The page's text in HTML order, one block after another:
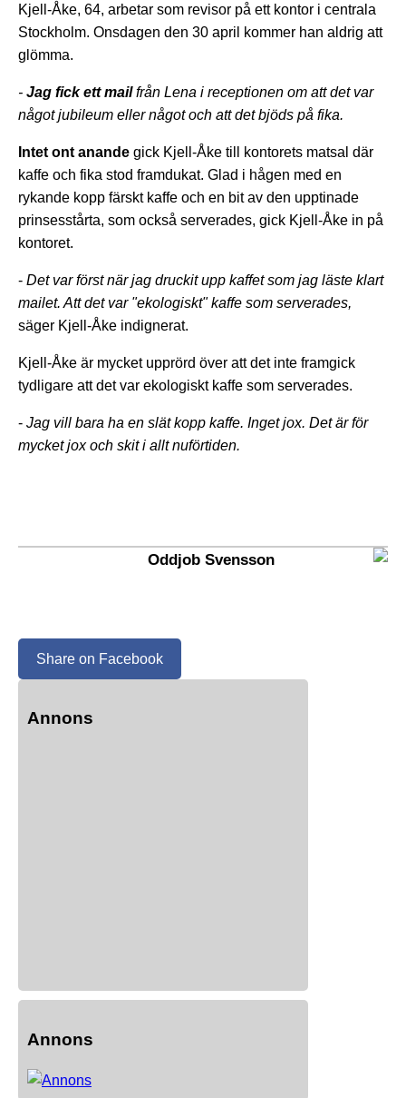
Kjell-Åke, 64, arbetar som revisor på ett kontor i centrala
Stockholm. Onsdagen den 30 april kommer han aldrig att
glömma.
- Jag fick ett mailfrån Lena i receptionen om att det var
något jubileum eller något och att det bjöds på fika.
Intet ont anande gick Kjell-Åke till kontorets matsal där
kaffe och fika stod framdukat. Glad i hågen med en
rykande kopp färskt kaffe och en bit av den upptinade
prinsesstårta, som också serverades, gick Kjell-Åke in på
kontoret.
- Det var först när jag druckit upp kaffet som jag läste klart
mailet. Att det var "ekologiskt" kaffe som serverades,
säger Kjell-Åke indignerat.
Kjell-Åke är mycket upprörd över att det inte framgick
tydligare att det var ekologiskt kaffe som serverades.
- Jag vill bara ha en slät kopp kaffe. Inget jox. Det är för
mycket jox och skit i allt nuförtiden.
Oddjob Svensson
Share on Facebook
Annons
Annons